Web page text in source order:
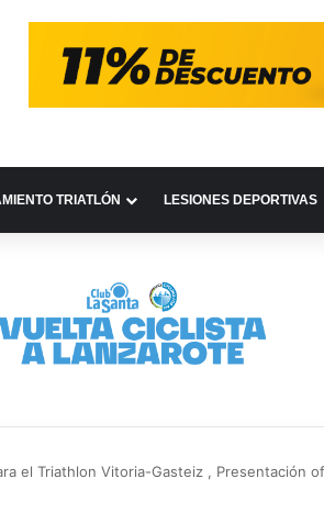
TRIATLÓN LESIONES DEPORTIVAS
el Triathlon Vitoria-Gasteiz , Presentación